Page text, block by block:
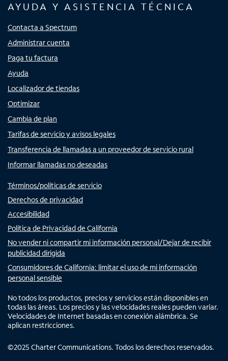
AYUDA Y ASISTENCIA TÉCNICA
Contacta a Spectrum
Administrar cuenta
Paga tu factura
Ayuda
Localizador de tiendas
Optimizar
Cambia de plan
Tarifas de servicio y avisos legales
Transferencia de llamadas a un proveedor de servicio rural
Informar llamadas no deseadas
Términos/políticas de servicio
Derechos de privacidad
Accesibilidad
Política de Privacidad de California
No vender ni compartir mi información personal/Dejar de recibir
publicidad dirigida
Consumidores de California: limitar el uso de mi información
personal sensible
No todos los productos, precios y servicios están disponibles en
todas las áreas. Los precios y las velocidades reales pueden variar.
Velocidades de Internet basadas en conexión alámbrica. Se
aplican restricciones.
©2025 Charter Communications. Todos los derechos reservados.